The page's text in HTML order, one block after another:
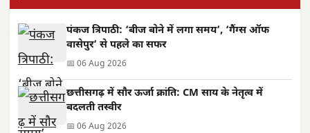
पंकज त्रिपाठी: ‘बीज बोने में लगा समय’, ‘गैंग्स ऑफ
वासेपुर’ से पहले का सफर
📅 06 Aug 2026
छत्तीसगढ़ में सौर ऊर्जा क्रांति: CM साय के नेतृत्व में
बदलती तस्वीर
📅 06 Aug 2026